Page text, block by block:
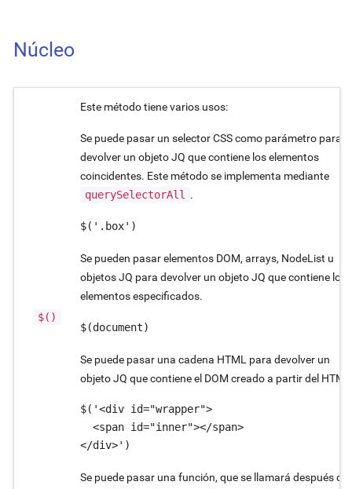
Núcleo
$()
Este método tiene varios usos:
Se puede pasar un selector CSS como parámetro para
devolver un objeto JQ que contiene los elementos
coincidentes. Este método se implementa mediante
querySelectorAll .
$('.box')
Se pueden pasar elementos DOM, arrays, NodeList u
objetos JQ para devolver un objeto JQ que contiene los
elementos especificados.
$(document)
Se puede pasar una cadena HTML para devolver un
objeto JQ que contiene el DOM creado a partir del
$('<div id="wrapper">
  <span id="inner"></span>
</div>')
Se puede pasar una función, que se llamará después de